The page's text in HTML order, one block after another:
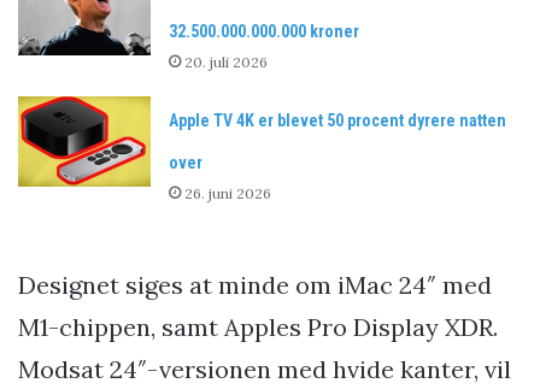
32.500.000.000.000 kroner
20. juli 2026
Apple TV 4K er blevet 50 procent dyrere natten
over
26. juni 2026
Designet siges at minde om iMac 24″ med
M1-chippen, samt Apples Pro Display XDR.
Modsat 24″-versionen med hvide kanter, vil